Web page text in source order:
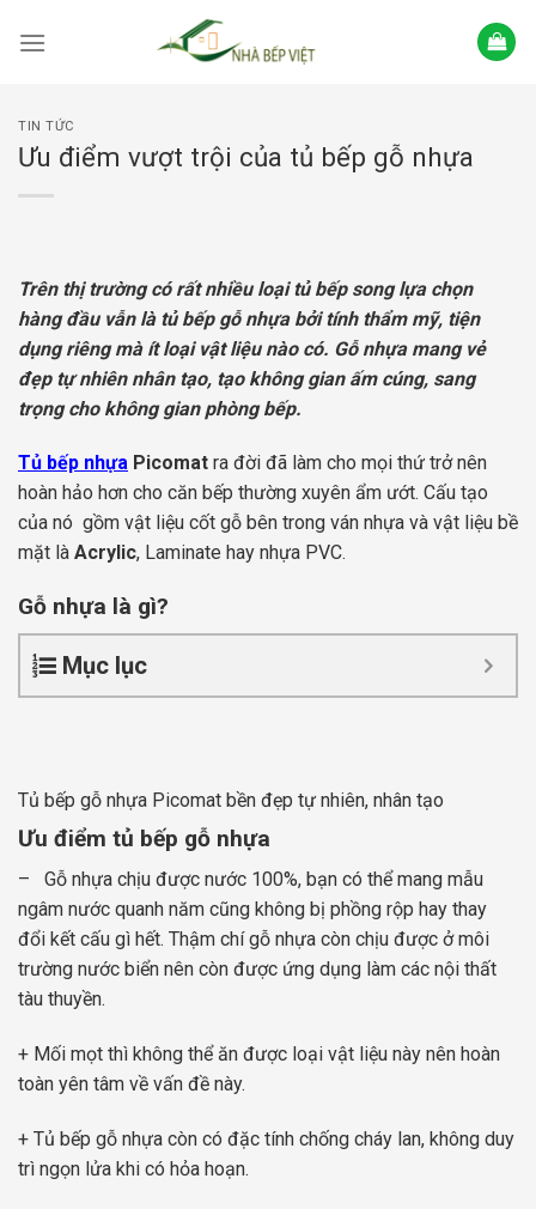
TIN TỨC
Ưu điểm vượt trội của tủ bếp gỗ nhựa
Trên thị trường có rất nhiều loại tủ bếp song lựa chọn
hàng đầu vẫn là tủ bếp gỗ nhựa bởi tính thẩm mỹ, tiện
dụng riêng mà ít loại vật liệu nào có. Gỗ nhựa mang vẻ
đẹp tự nhiên nhân tạo, tạo không gian ấm cúng, sang
trọng cho không gian phòng bếp.
Tủ bếp nhựa Picomat ra đời đã làm cho mọi thứ trở nên
hoàn hảo hơn cho căn bếp thường xuyên ẩm ướt. Cấu tạo
của nó gồm vật liệu cốt gỗ bên trong ván nhựa và vật liệu bề
mặt là Acrylic, Laminate hay nhựa PVC.
Gỗ nhựa là gì?
Mục lục
Tủ bếp gỗ nhựa Picomat bền đẹp tự nhiên, nhân tạo
Ưu điểm tủ bếp gỗ nhựa
– Gỗ nhựa chịu được nước 100%, bạn có thể mang mẫu
ngâm nước quanh năm cũng không bị phồng rộp hay thay
đổi kết cấu gì hết. Thậm chí gỗ nhựa còn chịu được ở môi
trường nước biển nên còn được ứng dụng làm các nội thất
tàu thuyền.
+ Mối mọt thì không thể ăn được loại vật liệu này nên hoàn
toàn yên tâm về vấn đề này.
+ Tủ bếp gỗ nhựa còn có đặc tính chống cháy lan, không duy
trì ngọn lửa khi có hỏa hoạn.